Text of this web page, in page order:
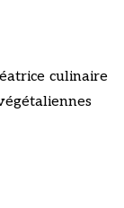
culinaire